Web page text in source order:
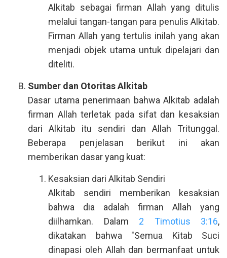
Alkitab sebagai firman Allah yang ditulis
melalui tangan-tangan para penulis Alkitab.
Firman Allah yang tertulis inilah yang akan
menjadi objek utama untuk dipelajari dan
diteliti.
Sumber dan Otoritas Alkitab
Dasar utama penerimaan bahwa Alkitab adalah
firman Allah terletak pada sifat dan kesaksian
dari Alkitab itu sendiri dan Allah Tritunggal.
Beberapa penjelasan berikut ini akan
memberikan dasar yang kuat:
Kesaksian dari Alkitab Sendiri
Alkitab sendiri memberikan kesaksian
bahwa dia adalah firman Allah yang
diilhamkan. Dalam 2 Timotius 3:16,
dikatakan bahwa "Semua Kitab Suci
dinapasi oleh Allah dan bermanfaat untuk